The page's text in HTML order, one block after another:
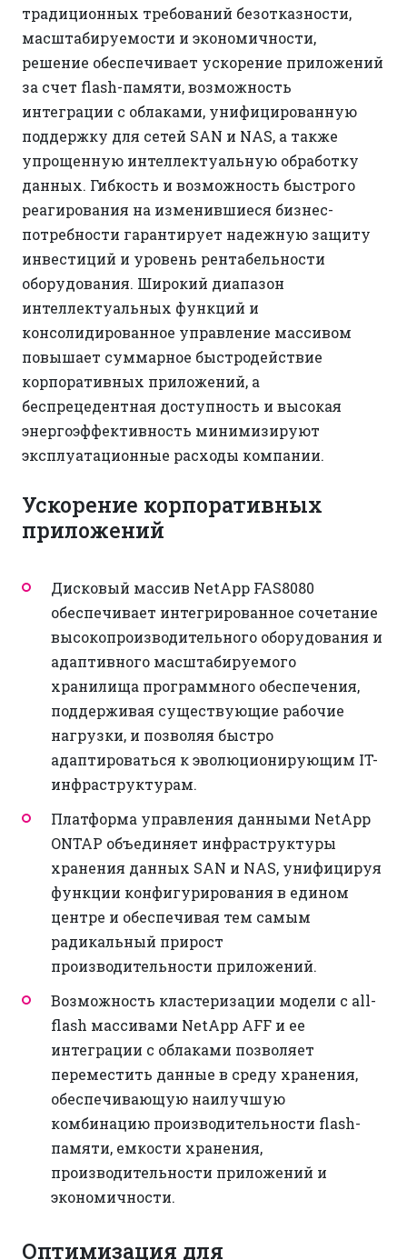
традиционных требований безотказности,
масштабируемости и экономичности,
решение обеспечивает ускорение приложений
за счет flash-памяти, возможность
интеграции с облаками, унифицированную
поддержку для сетей SAN и NAS, а также
упрощенную интеллектуальную обработку
данных. Гибкость и возможность быстрого
реагирования на изменившиеся бизнес-
потребности гарантирует надежную защиту
инвестиций и уровень рентабельности
оборудования. Широкий диапазон
интеллектуальных функций и
консолидированное управление массивом
повышает суммарное быстродействие
корпоративных приложений, а
беспрецедентная доступность и высокая
энергоэффективность минимизируют
эксплуатационные расходы компании.
Ускорение корпоративных
приложений
Дисковый массив NetApp FAS8080
обеспечивает интегрированное сочетание
высокопроизводительного оборудования и
адаптивного масштабируемого
хранилища программного обеспечения,
поддерживая существующие рабочие
нагрузки, и позволяя быстро
адаптироваться к эволюционирующим IT-
инфраструктурам.
Платформа управления данными NetApp
ONTAP объединяет инфраструктуры
хранения данных SAN и NAS, унифицируя
функции конфигурирования в едином
центре и обеспечивая тем самым
радикальный прирост
производительности приложений.
Возможность кластеризации модели с all-
flash массивами NetApp AFF и ее
интеграции с облаками позволяет
переместить данные в среду хранения,
обеспечивающую наилучшую
комбинацию производительности flash-
памяти, емкости хранения,
производительности приложений и
экономичности.
Оптимизация для